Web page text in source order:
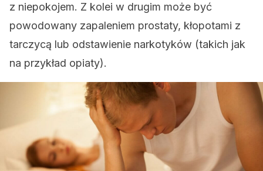
z niepokojem. Z kolei w drugim może być
powodowany zapaleniem prostaty, kłopotami z
tarczycą lub odstawienie narkotyków (takich jak
na przykład opiaty).